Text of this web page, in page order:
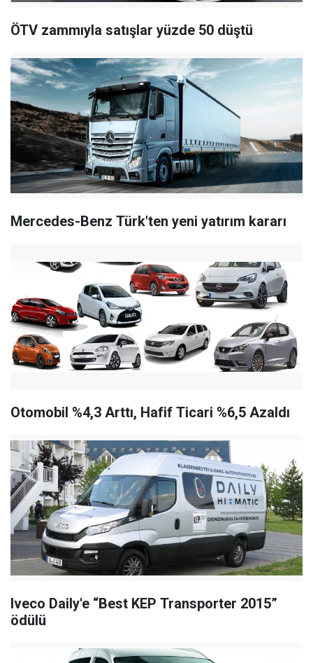
ÖTV zammıyla satışlar yüzde 50 düştü
Mercedes-Benz Türk'ten yeni yatırım kararı
Otomobil %4,3 Arttı, Hafif Ticari %6,5 Azaldı
Iveco Daily'e “Best KEP Transporter 2015”
ödülü